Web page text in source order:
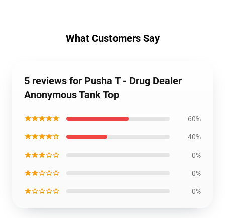
What Customers Say
5 reviews for Pusha T - Drug Dealer
Anonymous Tank Top
★★★★★ 60%
★★★★☆ 40%
★★★☆☆ 0%
★★☆☆☆ 0%
★☆☆☆☆ 0%